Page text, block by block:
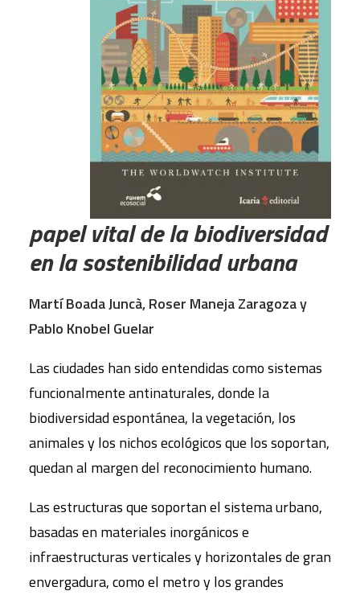
papel vital de la biodiversidad
en la sostenibilidad urbana
Martí Boada Juncà, Roser Maneja Zaragoza y
Pablo Knobel Guelar
Las ciudades han sido entendidas como sistemas
funcionalmente antinaturales, donde la
biodiversidad espontánea, la vegetación, los
animales y los nichos ecológicos que los soportan,
quedan al margen del reconocimiento humano.
Las estructuras que soportan el sistema urbano,
basadas en materiales inorgánicos e
infraestructuras verticales y horizontales de gran
envergadura, como el metro y los grandes